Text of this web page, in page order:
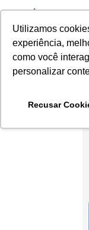
Utilizamos
experiência,
como você
personalizar
Recusar
Productos